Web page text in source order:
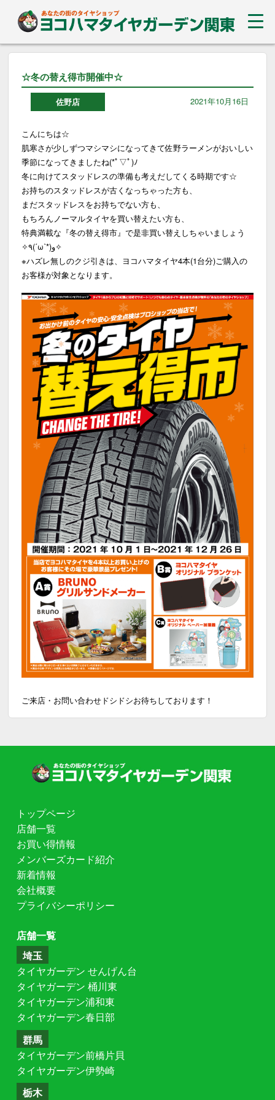
☆冬の替え得市開催中☆
佐野店 2021年10月16日
こんにちは☆
肌寒さが少しずつマシマシになってきて佐野ラーメンがおいしい
季節になってきましたね(*ﾟ▽ﾟ)ﾉ
冬に向けてスタッドレスの準備も考えだしてくる時期です☆
お持ちのスタッドレスが古くなっちゃった方も、
まだスタッドレスをお持ちでない方も、
もちろんノーマルタイヤを買い替えたい方も、
特典満載な『冬の替え得市』で是非買い替えしちゃいましょう
✧٩(ˊωˋ*)و✧
※ハズレ無しのクジ引きは、ヨコハマタイヤ4本(1台分)ご購入の
お客様が対象となります。
ご来店・お問い合わせドシドシお待ちしております！
トップページ
店舗一覧
お買い得情報
メンバーズカード紹介
新着情報
会社概要
プライバシーポリシー
店舗一覧
埼玉
タイヤガーデン せんげん台
タイヤガーデン 桶川東
タイヤガーデン浦和東
タイヤガーデン春日部
群馬
タイヤガーデン前橋片貝
タイヤガーデン伊勢崎
栃木